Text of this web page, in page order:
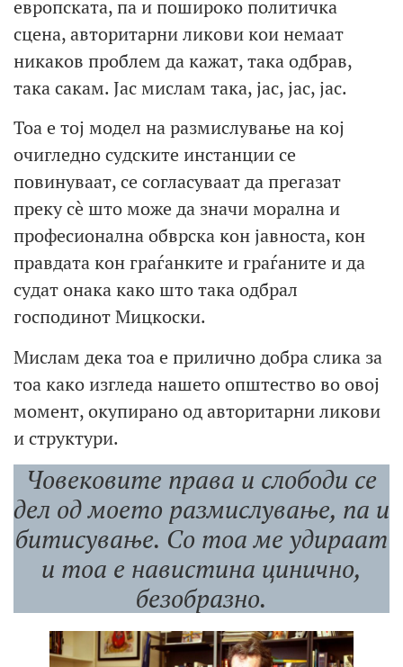
европската, па и пошироко политичка
сцена, авторитарни ликови кои немаат
никаков проблем да кажат, така одбрав,
така сакам. Јас мислам така, јас, јас, јас.
Тоа е тој модел на размислување на кој
очигледно судските инстанции се
повинуваат, се согласуваат да прегазат
преку сè што може да значи морална и
професионална обврска кон јавноста, кон
правдата кон граѓанките и граѓаните и да
судат онака како што така одбрал
господинот Мицкоски.
Мислам дека тоа е прилично добра слика за
тоа како изгледа нашето општество во овој
момент, окупирано од авторитарни ликови
и структури.
Човековите права и слободи се
дел од моето размислување, па и
битисување. Со тоа ме удираат
и тоа е навистина цинично,
безобразно.